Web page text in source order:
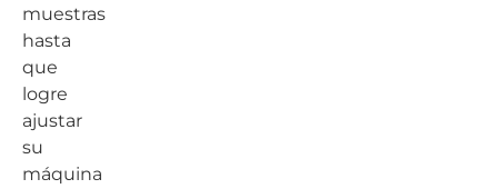
muestras
hasta
que
logre
ajustar
su
máquina